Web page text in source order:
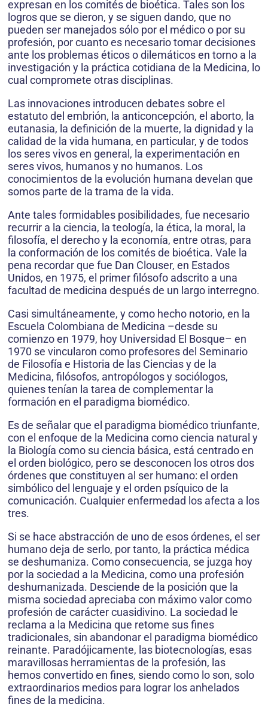
expresan en los comités de bioética. Tales son los
logros que se dieron, y se siguen dando, que no
pueden ser manejados sólo por el médico o por su
profesión, por cuanto es necesario tomar decisiones
ante los problemas éticos o dilemáticos en torno a la
investigación y la práctica cotidiana de la Medicina, lo
cual compromete otras disciplinas.
Las innovaciones introducen debates sobre el
estatuto del embrión, la anticoncepción, el aborto, la
eutanasia, la definición de la muerte, la dignidad y la
calidad de la vida humana, en particular, y de todos
los seres vivos en general, la experimentación en
seres vivos, humanos y no humanos. Los
conocimientos de la evolución humana develan que
somos parte de la trama de la vida.
Ante tales formidables posibilidades, fue necesario
recurrir a la ciencia, la teología, la ética, la moral, la
filosofía, el derecho y la economía, entre otras, para
la conformación de los comités de bioética. Vale la
pena recordar que fue Dan Clouser, en Estados
Unidos, en 1975, el primer filósofo adscrito a una
facultad de me­dicina después de un largo interregno.
Casi simultáneamente, y como hecho notorio, en la
Escuela Colombiana de Medicina –desde su
comienzo en 1979, hoy Universidad El Bosque– en
1970 se vincularon como profesores del Seminario
de Filosofía e Historia de las Ciencias y de la
Medicina, filósofos, antropólogos y sociólogos,
quienes tenían la tarea de complementar la
formación en el paradigma biomédico.
Es de señalar que el paradigma biomédico triunfante,
con el enfoque de la Medicina como ciencia natural y
la Biología como su ciencia básica, está centrado en
el orden biológico, pero se desconocen los otros dos
órde­nes que constituyen al ser humano: el orden
simbólico del lenguaje y el orden psíquico de la
comunicación. Cualquier enfermedad los afecta a los
tres.
Si se hace abstracción de uno de esos órdenes, el ser
humano deja de serlo, por tanto, la práctica médica
se deshumaniza. Como consecuencia, se juzga hoy
por la sociedad a la Medicina, como una profesión
deshuma­nizada. Desciende de la posición que la
misma sociedad apreciaba con máximo valor como
profesión de carácter cuasidivino. La sociedad le
reclama a la Medicina que retome sus fines
tradicionales, sin abandonar el paradigma biomédico
reinante. Paradójicamente, las biotecnolo­gías, esas
maravillosas herramientas de la profesión, las
hemos convertido en fines, siendo como lo son, solo
extraordinarios medios para lograr los anhelados
fines de la medicina.